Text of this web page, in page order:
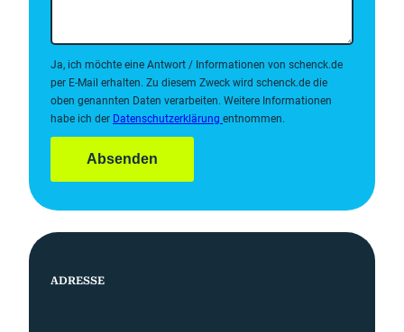
Ja, ich möchte eine Antwort / Informationen von schenck.de
per E-Mail erhalten. Zu diesem Zweck wird schenck.de die
oben genannten Daten verarbeiten. Weitere Informationen
habe ich der Datenschutzerklärung entnommen.
Absenden
ADRESSE